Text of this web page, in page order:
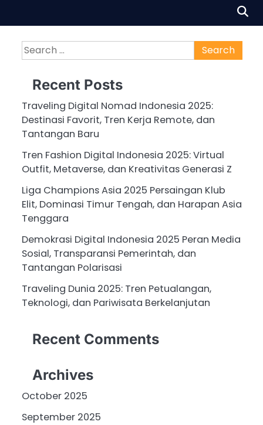
Search
for:
Recent Posts
Traveling Digital Nomad Indonesia 2025:
Destinasi Favorit, Tren Kerja Remote, dan
Tantangan Baru
Tren Fashion Digital Indonesia 2025: Virtual
Outfit, Metaverse, dan Kreativitas Generasi Z
Liga Champions Asia 2025 Persaingan Klub
Elit, Dominasi Timur Tengah, dan Harapan Asia
Tenggara
Demokrasi Digital Indonesia 2025 Peran Media
Sosial, Transparansi Pemerintah, dan
Tantangan Polarisasi
Traveling Dunia 2025: Tren Petualangan,
Teknologi, dan Pariwisata Berkelanjutan
Recent Comments
Archives
October 2025
September 2025